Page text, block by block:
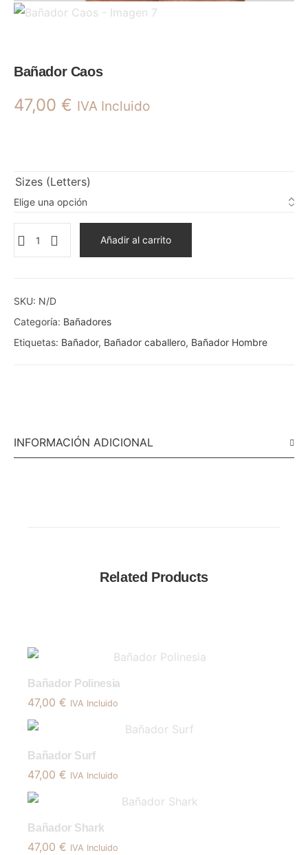
Bañador Caos
47,00 € IVA Incluido
Sizes (Letters)
Añadir al carrito
SKU: N/D
Categoría: Bañadores
Etiquetas: Bañador, Bañador caballero, Bañador Hombre
INFORMACIÓN ADICIONAL
Related Products
Bañador Polinesia
47,00€ IVA Incluido
Bañador Surf
47,00€ IVA Incluido
Bañador Shark
47,00€ IVA Incluido